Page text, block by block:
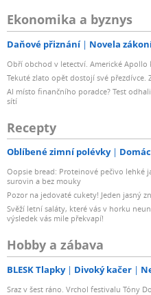
Ekonomika a byznys
Daňové přiznání Novela
Obří obchod v letectví. Americké Apollo
Tekuté zlato opět dostojí své přezdívce.
AI místo finančního poradce? Test
sítí
Recepty
Oblíbené zimní polévky
Oopsie bread: Proteinové pečivo lehké
surovin a bez mouky
Pozor na jedovaté cukety! Jeden jasný
Svěží letní saláty, které vás v horku
výsledek vás mile překvapí!
Hobby a zábava
BLESK Tlapky Divoký kačer
Sraz v šest ráno. Vrchol festivalu Tóny